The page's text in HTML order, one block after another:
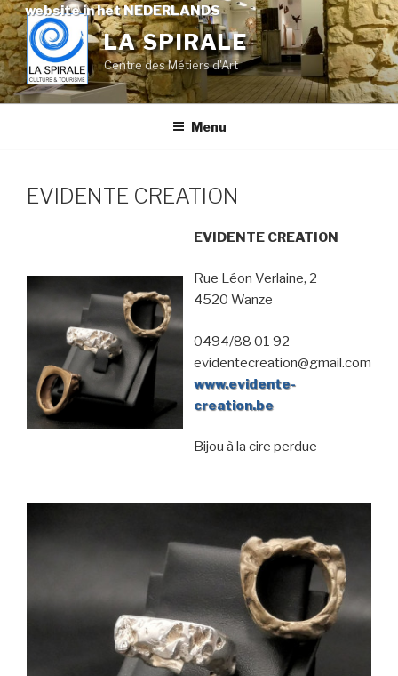
website in het NEDERLANDS
Skip
to
content
LA SPIRALE
Centre des Métiers d'Art
Menu
EVIDENTE CREATION
EVIDENTE CREATION
Rue Léon Verlaine, 2
4520 Wanze
0494/88 01 92
evidentecreation@gmail.com
www.evidente-
creation.be
Bijou à la cire perdue